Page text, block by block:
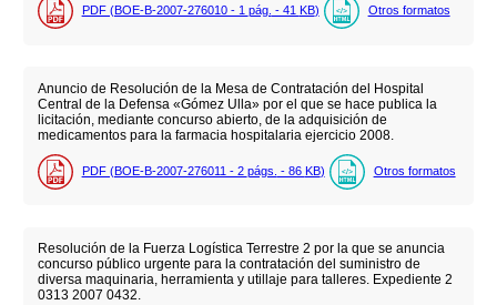
PDF (BOE-B-2007-276010 - 1 pág. - 41 KB) Otros formatos
Anuncio de Resolución de la Mesa de Contratación del Hospital
Central de la Defensa «Gómez Ulla» por el que se hace publica la
licitación, mediante concurso abierto, de la adquisición de
medicamentos para la farmacia hospitalaria ejercicio 2008.
PDF (BOE-B-2007-276011 - 2 págs. - 86 KB) Otros formatos
Resolución de la Fuerza Logística Terrestre 2 por la que se anuncia
concurso público urgente para la contratación del suministro de
diversa maquinaria, herramienta y utillaje para talleres. Expediente 2
0313 2007 0432.